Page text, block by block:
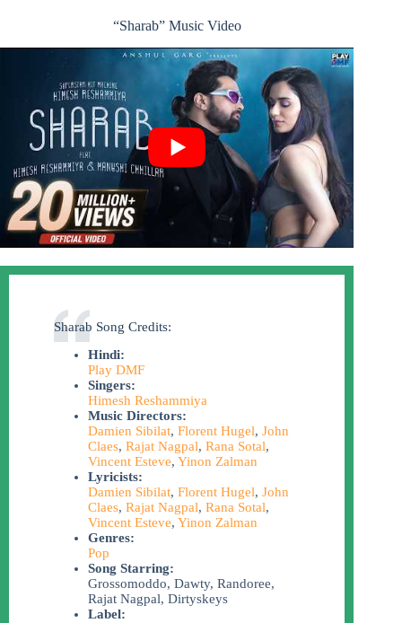
“Sharab” Music Video
Sharab Song Credits:
Hindi:
Play DMF
Singers:
Himesh Reshammiya
Music Directors:
Damien Sibilat, Florent Hugel, John
Claes, Rajat Nagpal, Rana Sotal,
Vincent Esteve, Yinon Zalman
Lyricists:
Damien Sibilat, Florent Hugel, John
Claes, Rajat Nagpal, Rana Sotal,
Vincent Esteve, Yinon Zalman
Genres:
Pop
Song Starring:
Grossomoddo, Dawty, Randoree,
Rajat Nagpal, Dirtyskeys
Label: